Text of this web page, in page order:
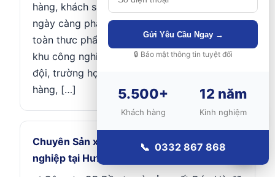
hàng, khách sạn hay các khu nghỉ dưỡng, …
ngày càng phát triển để đảm bảo vệ sinh an
toàn thưc phẩm cho các căng tin trong các
khu công nghiệp, bệnh viện, doanh trại quân
đội, trường học hay các gian bếp của nhà
hàng, […]
Chuyên Sản xuất và lắp đặt tủ sấy công
nghiệp tại Hưng Yên
💬
Gửi Yêu Cầu Ngay →
🔒 Bảo mật thông tin tuyệt đối
5.500+
Khách hàng
12 năm
Kinh nghiệm
📞 0332 867 868